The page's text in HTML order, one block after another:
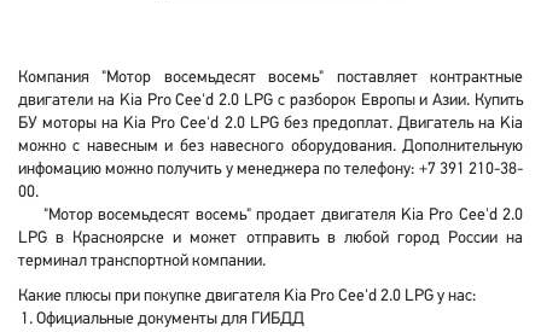
Компания "Мотор восемьдесят восемь" поставляет контрактные
двигатели на Kia Pro Cee'd 2.0 LPG с разборок Европы и Азии. Купить
БУ моторы на Kia Pro Cee'd 2.0 LPG без предоплат. Двигатель на Kia
можно с навесным и без навесного оборудования. Дополнительную
инфомацию можно получить у менеджера по телефону: +7 391 210-38-
00.
"Мотор восемьдесят восемь" продает двигателя Kia Pro Cee'd 2.0
LPG в Красноярске и может отправить в любой город России на
терминал транспортной компании.
Какие плюсы при покупке двигателя Kia Pro Cee'd 2.0 LPG у нас:
Официальные документы для ГИБДД